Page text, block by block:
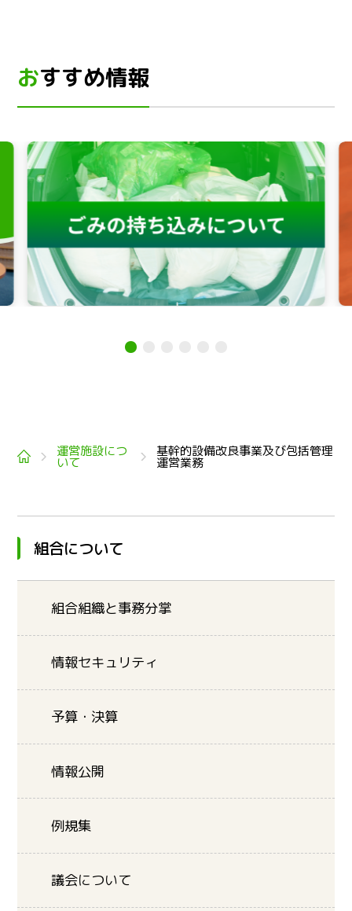
おすすめ情報
トップ運営施設につ
いて
基幹的設備改良事業及び包括管理
運営業務
組合について
組合組織と事務分掌
情報セキュリティ
予算・決算
情報公開
例規集
議会について